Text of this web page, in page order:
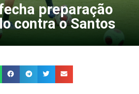
preparação
contra o Santos